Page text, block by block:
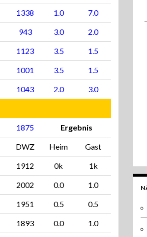
1338 1.0 7.0
943 3.0 2.0
1123 3.5 1.5
1001 3.5 1.5
1043 2.0 3.0
1875 Ergebnis
DWZ Heim Gast
1912 0k 1k
2002 0.0 1.0
1951 0.5 0.5
1893 0.0 1.0